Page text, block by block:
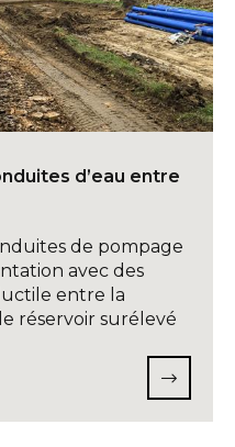
d’eau entre
de pompage
avec des
entre la
réservoir surélevé